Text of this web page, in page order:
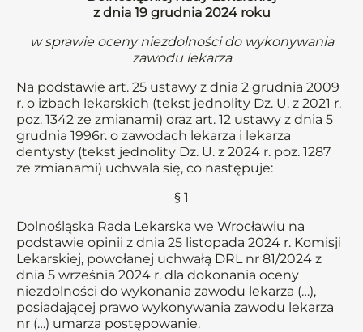
z dnia 19 grudnia 2024 roku
w sprawie oceny niezdolności do wykonywania
zawodu lekarza
Na podstawie art. 25 ustawy z dnia 2 grudnia 2009
r. o izbach lekarskich (tekst jednolity Dz. U. z 2021 r.
poz. 1342 ze zmianami) oraz art. 12 ustawy z dnia 5
grudnia 1996r. o zawodach lekarza i lekarza
dentysty (tekst jednolity Dz. U. z 2024 r. poz. 1287
ze zmianami) uchwala się, co następuje:
§ 1
Dolnośląska Rada Lekarska we Wrocławiu na
podstawie opinii z dnia 25 listopada 2024 r. Komisji
Lekarskiej, powołanej uchwałą DRL nr 81/2024 z
dnia 5 września 2024 r. dla dokonania oceny
niezdolności do wykonania zawodu lekarza (…),
posiadającej prawo wykonywania zawodu lekarza
nr (…) umarza postępowanie.